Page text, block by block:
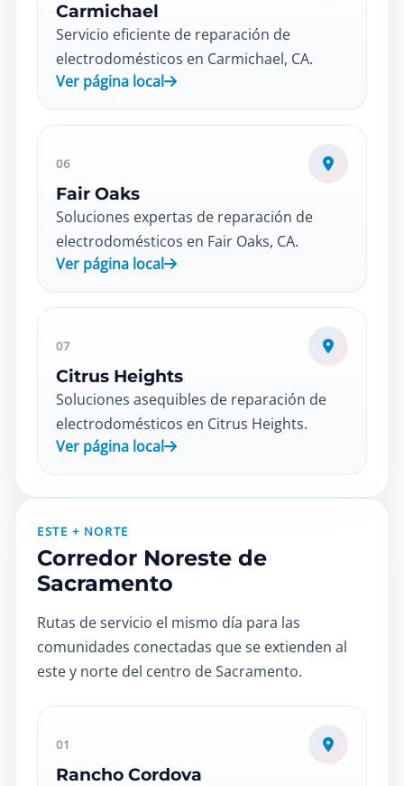
Carmichael
Servicio eficiente de reparación de
electrodomésticos en Carmichael, CA.
Ver página local
06
Fair Oaks
Soluciones expertas de reparación de
electrodomésticos en Fair Oaks, CA.
Ver página local
07
Citrus Heights
Soluciones asequibles de reparación de
electrodomésticos en Citrus Heights.
Ver página local
ESTE + NORTE
Corredor Noreste de
Sacramento
Rutas de servicio el mismo día para las
comunidades conectadas que se extienden al
este y norte del centro de Sacramento.
01
Rancho Cordova